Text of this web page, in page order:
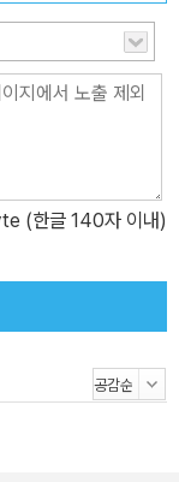
(한글 140자 이내)